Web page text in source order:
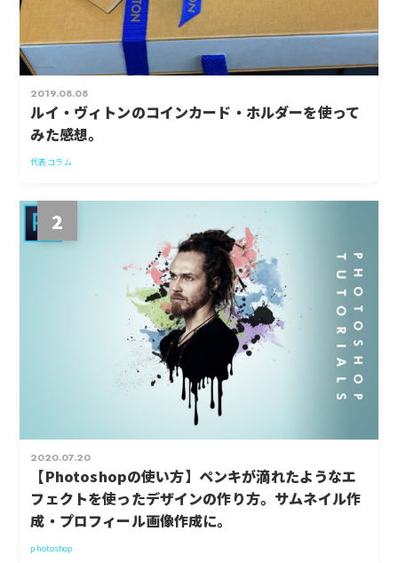
2019.08.08
ルイ・ヴィトンのコインカード・ホルダーを使って
みた感想。
代表コラム
2
2020.07.20
【Photoshopの使い方】ペンキが滴れたようなエ
フェクトを使ったデザインの作り方。サムネイル作
成・プロフィール画像作成に。
photoshop